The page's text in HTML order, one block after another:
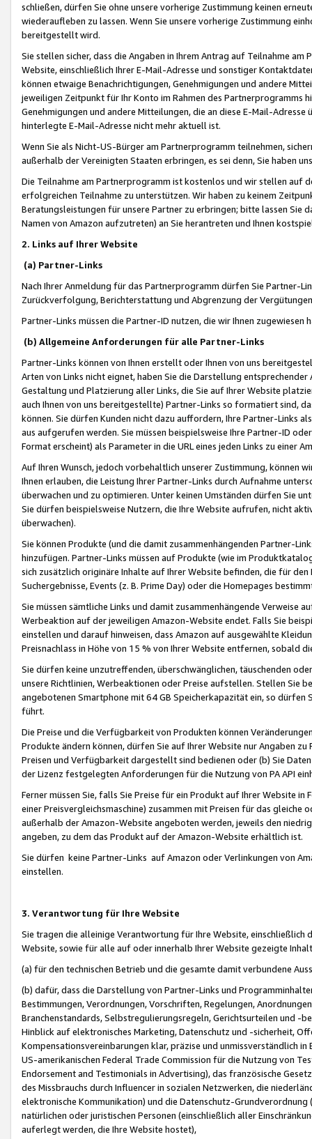
schließen, dürfen Sie ohne unsere vorherige Zustimmung keinen
wiederaufleben zu lassen. Wenn Sie unsere vorherige Zustimmung
bereitgestellt wird.
Sie stellen sicher, dass die Angaben in Ihrem Antrag auf Teilnahme
Website, einschließlich Ihrer E-Mail-Adresse und sonstiger
können etwaige Benachrichtigungen, Genehmigungen und andere
jeweiligen Zeitpunkt für Ihr Konto im Rahmen des Partnerprogramms
Genehmigungen und andere Mitteilungen, die an diese E-Mail-
hinterlegte E-Mail-Adresse nicht mehr aktuell ist.
Wenn Sie als Nicht-US-Bürger am Partnerprogramm teilnehmen,
außerhalb der Vereinigten Staaten erbringen, es sei denn, Sie haben
Die Teilnahme am Partnerprogramm ist kostenlos und wir stellen auf
erfolgreichen Teilnahme zu unterstützen. Wir haben zu keinem
Beratungsleistungen für unsere Partner zu erbringen; bitte lassen Sie
Namen von Amazon aufzutreten) an Sie herantreten und Ihnen
2. Links auf Ihrer Website
(a) Partner-Links
Nach Ihrer Anmeldung für das Partnerprogramm dürfen Sie Partner-
Zurückverfolgung, Berichterstattung und Abgrenzung der
Partner-Links müssen die Partner-ID nutzen, die wir Ihnen zugewiesen
(b) Allgemeine Anforderungen für alle Partner-Links
Partner-Links können von Ihnen erstellt oder Ihnen von uns
Arten von Links nicht eignet, haben Sie die Darstellung
Gestaltung und Platzierung aller Links, die Sie auf Ihrer Website
auch Ihnen von uns bereitgestellte) Partner-Links so formatiert sind,
können. Sie dürfen Kunden nicht dazu auffordern, Ihre Partner-Links
aus aufgerufen werden. Sie müssen beispielsweise Ihre Partner-ID
Format erscheint) als Parameter in die URL eines jeden Links zu einer
Auf Ihren Wunsch, jedoch vorbehaltlich unserer Zustimmung, können
Ihnen erlauben, die Leistung Ihrer Partner-Links durch Aufnahme
überwachen und zu optimieren. Unter keinen Umständen dürfen Sie
Sie dürfen beispielsweise Nutzern, die Ihre Website aufrufen, nicht
überwachen).
Sie können Produkte (und die damit zusammenhängenden Partner-
hinzufügen. Partner-Links müssen auf Produkte (wie im
sich zusätzlich originäre Inhalte auf Ihrer Website befinden, die für
Suchergebnisse, Events (z. B. Prime Day) oder die Homepages
Sie müssen sämtliche Links und damit zusammenhängende
Werbeaktion auf der jeweiligen Amazon-Website endet. Falls Sie
einstellen und darauf hinweisen, dass Amazon auf ausgewählte
Preisnachlass in Höhe von 15 % von Ihrer Website entfernen, sobald
Sie dürfen keine unzutreffenden, überschwänglichen, täuschenden
unsere Richtlinien, Werbeaktionen oder Preise aufstellen. Stellen Sie
angebotenen Smartphone mit 64 GB Speicherkapazität ein, so dürfen
führt.
Die Preise und die Verfügbarkeit von Produkten können
Produkte ändern können, dürfen Sie auf Ihrer Website nur Angaben
Preisen und Verfügbarkeit dargestellt sind bedienen oder (b) Sie
der Lizenz festgelegten Anforderungen für die Nutzung von PA API
Ferner müssen Sie, falls Sie Preise für ein Produkt auf Ihrer Website
einer Preisvergleichsmaschine) zusammen mit Preisen für das
außerhalb der Amazon-Website angeboten werden, jeweils den
angeben, zu dem das Produkt auf der Amazon-Website erhältlich ist.
Sie dürfen keine Partner-Links auf Amazon oder Verlinkungen von
einstellen.
3. Verantwortung für Ihre Website
Sie tragen die alleinige Verantwortung für Ihre Website,
Website, sowie für alle auf oder innerhalb Ihrer Website gezeigte
(a) für den technischen Betrieb und die gesamte damit verbundene
(b) dafür, dass die Darstellung von Partner-Links und
Bestimmungen, Verordnungen, Vorschriften, Regelungen,
Branchenstandards, Selbstregulierungsregeln, Gerichtsurteilen und -
Hinblick auf elektronisches Marketing, Datenschutz und -sicherheit,
Kompensationsvereinbarungen klar, präzise und unmissverständlich
US-amerikanischen Federal Trade Commission für die Nutzung von
Endorsement and Testimonials in Advertising), das französische
des Missbrauchs durch Influencer in sozialen Netzwerken, die
elektronische Kommunikation) und die Datenschutz-
natürlichen oder juristischen Personen (einschließlich aller
auferlegt werden, die Ihre Website hostet),